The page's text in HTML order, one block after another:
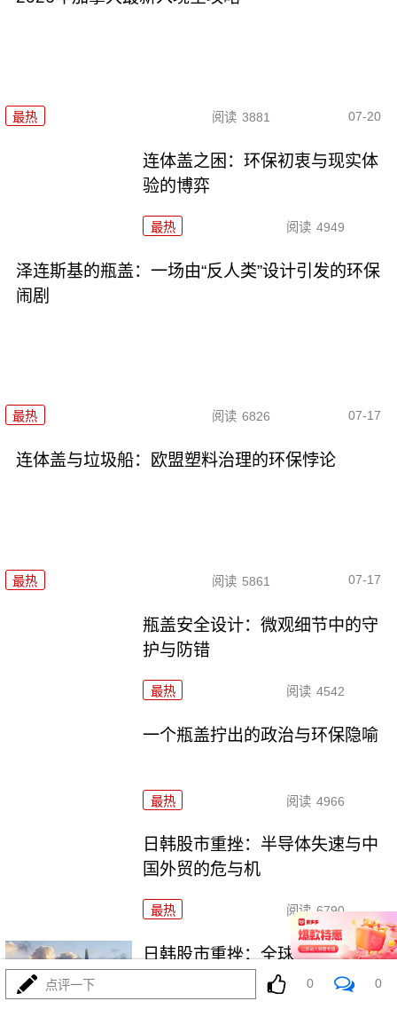
最热 阅读 3881 07-20
连体盖之困：环保初衷与现实体
验的博弈
最热 阅读 4949
泽连斯基的瓶盖：一场由“反人类”设计引发的环保
闹剧
最热 阅读 6826 07-17
连体盖与垃圾船：欧盟塑料治理的环保悖论
最热 阅读 5861 07-17
瓶盖安全设计：微观细节中的守
护与防错
最热 阅读 4542
一个瓶盖拧出的政治与环保隐喻
最热 阅读 4966
日韩股市重挫：半导体失速与中
国外贸的危与机
最热 阅读 6790
日韩股市重挫：全球资本市场的
点评一下 0 0